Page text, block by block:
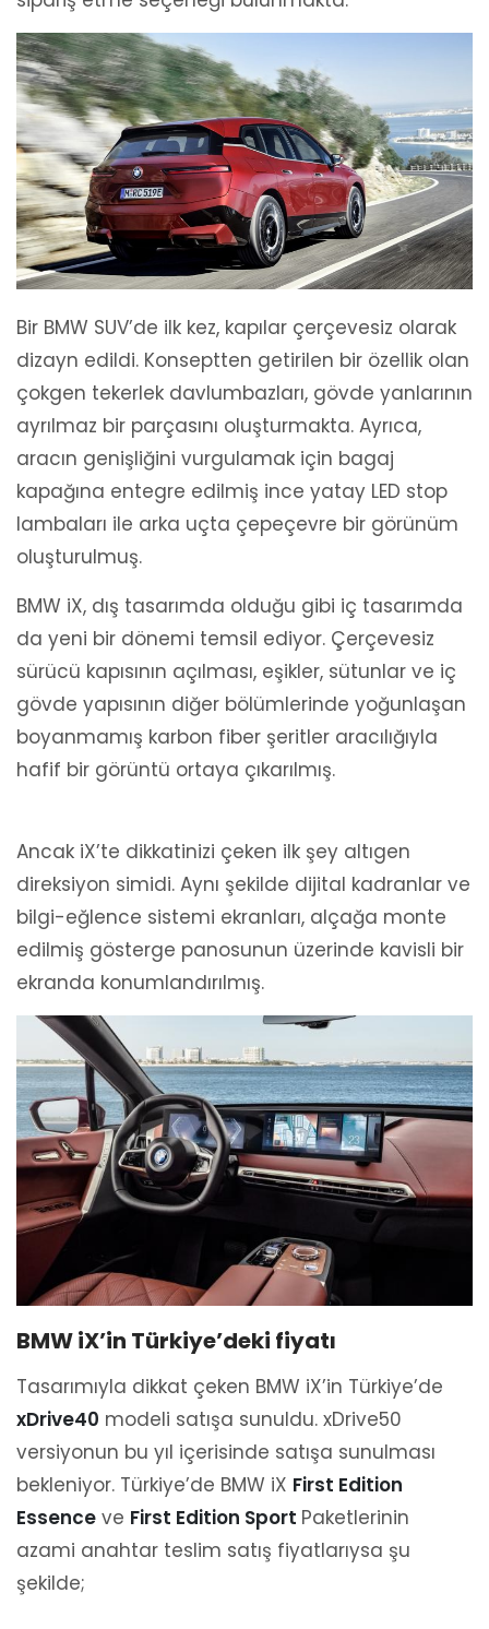
Bir BMW SUV’de ilk kez, kapılar çerçevesiz olarak
dizayn edildi. Konseptten getirilen bir özellik olan
çokgen tekerlek davlumbazları, gövde yanlarının
ayrılmaz bir parçasını oluşturmakta. Ayrıca,
aracın genişliğini vurgulamak için bagaj
kapağına entegre edilmiş ince yatay LED stop
lambaları ile arka uçta çepeçevre bir görünüm
oluşturulmuş.
BMW iX, dış tasarımda olduğu gibi iç tasarımda
da yeni bir dönemi temsil ediyor. Çerçevesiz
sürücü kapısının açılması, eşikler, sütunlar ve iç
gövde yapısının diğer bölümlerinde yoğunlaşan
boyanmamış karbon fiber şeritler aracılığıyla
hafif bir görüntü ortaya çıkarılmış.
Ancak iX’te dikkatinizi çeken ilk şey altıgen
direksiyon simidi. Aynı şekilde dijital kadranlar ve
bilgi-eğlence sistemi ekranları, alçağa monte
edilmiş gösterge panosunun üzerinde kavisli bir
ekranda konumlandırılmış.
BMW iX’in Türkiye’deki fiyatı
Tasarımıyla dikkat çeken BMW iX’in Türkiye’de
xDrive40 modeli satışa sunuldu. xDrive50
versiyonun bu yıl içerisinde satışa sunulması
bekleniyor. Türkiye’de BMW iX First Edition
Essence ve First Edition Sport Paketlerinin
azami anahtar teslim satış fiyatlarıysa şu
şekilde;